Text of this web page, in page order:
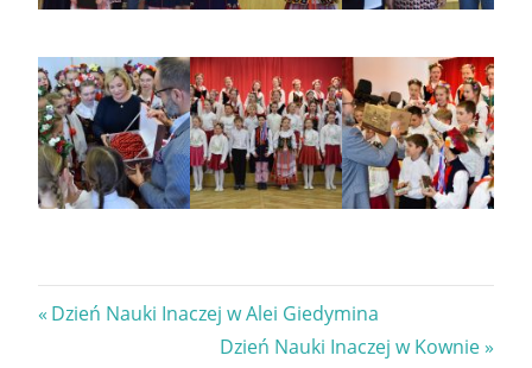
Nawigacja
Previous
Dzień Nauki Inaczej w Alei Giedymina
Next
Dzień Nauki Inaczej w Kownie